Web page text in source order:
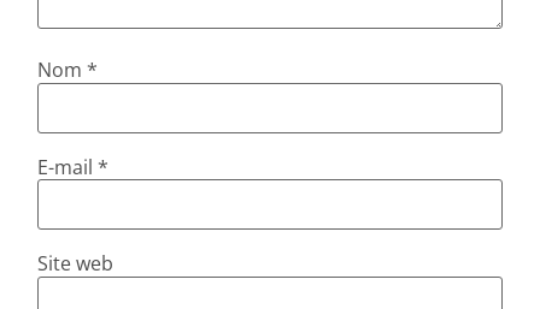
Nom*
E-mail*
Site web